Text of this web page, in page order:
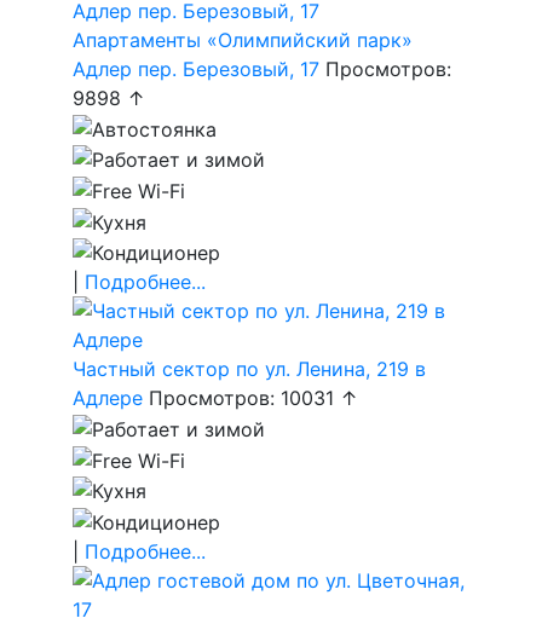
Апартаменты «Олимпийский парк»
Адлер пер. Березовый, 17 Просмотров:
9898 ↑
Подробнее...
Частный сектор по ул. Ленина, 219 в
Адлере Просмотров: 10031 ↑
Подробнее...